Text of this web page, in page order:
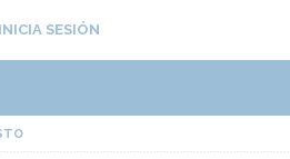
INICIA SESIÓN